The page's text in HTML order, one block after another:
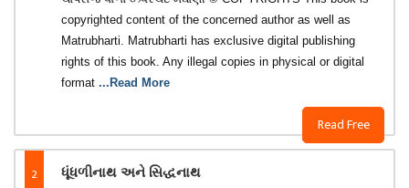
Read Free
copyrighted content of the concerned author as well as
Matrubharti. Matrubharti has exclusive digital publishing
rights of this book. Any illegal copies in physical or digital
format ...Read More
2 ધૂંધળીનાથ અને સિદ્ધનાથ